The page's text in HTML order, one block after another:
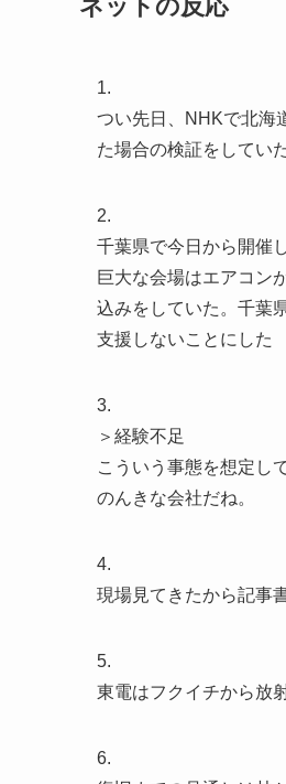
ネットの反応
1.
つい先日、NHKで北海
た場合の検証をしてい
2.
千葉県で今日から開催
巨大な会場はエアコン
込みをしていた。千葉
支援しないことにした
3.
＞経験不足
こういう事態を想定し
のんきな会社だね。
4.
現場見てきたから記事書
5.
東電はフクイチから放
6.